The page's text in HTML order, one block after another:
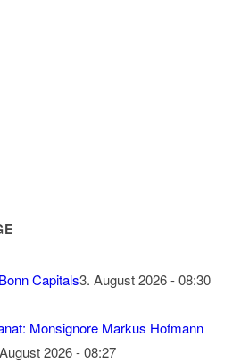
Capitals3. August 2026 - 08:30
Monsignore Markus Hofmann
2026 - 08:27